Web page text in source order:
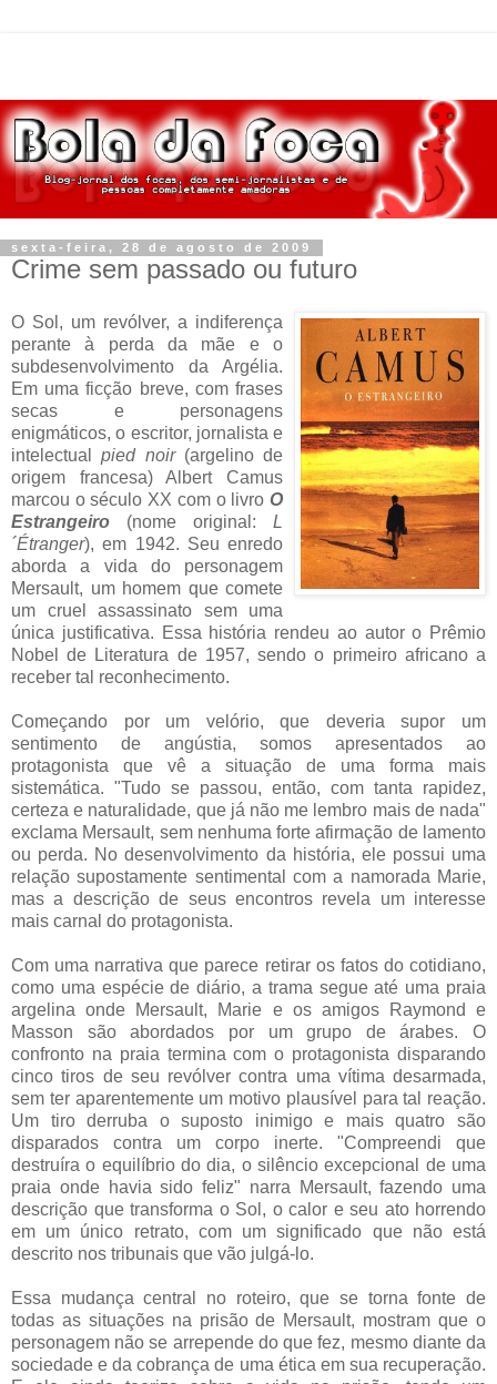
sexta-feira, 28 de agosto de 2009
Crime sem passado ou futuro
O Sol, um revólver, a indiferença
perante à perda da mãe e o
subdesenvolvimento da Argélia.
Em uma ficção breve, com frases
secas e personagens
enigmáticos, o escritor, jornalista e
intelectualpied noir(argelino de
origem francesa) Albert Camus
marcou o século XX com o livro O
Estrangeiro (nome original: L
´Étranger), em 1942. Seu enredo
aborda a vida do personagem
Mersault, um homem que comete
um cruel assassinato sem uma
única justificativa. Essa história rendeu ao autor o Prêmio
Nobel de Literatura de 1957, sendo o primeiro africano a
receber tal reconhecimento.
Começando por um velório, que deveria supor um
sentimento de angústia, somos apresentados ao
protagonista que vê a situação de uma forma mais
sistemática. "Tudo se passou, então, com tanta rapidez,
certeza e naturalidade, que já não me lembro mais de nada"
exclama Mersault, sem nenhuma forte afirmação de lamento
ou perda. No desenvolvimento da história, ele possui uma
relação supostamente sentimental com a namorada Marie,
mas a descrição de seus encontros revela um interesse
mais carnal do protagonista.
Com uma narrativa que parece retirar os fatos do cotidiano,
como uma espécie de diário, a trama segue até uma praia
argelina onde Mersault, Marie e os amigos Raymond e
Masson são abordados por um grupo de árabes. O
confronto na praia termina com o protagonista disparando
cinco tiros de seu revólver contra uma vítima desarmada,
sem ter aparentemente um motivo plausível para tal reação.
Um tiro derruba o suposto inimigo e mais quatro são
disparados contra um corpo inerte. "Compreendi que
destruíra o equilíbrio do dia, o silêncio excepcional de uma
praia onde havia sido feliz" narra Mersault, fazendo uma
descrição que transforma o Sol, o calor e seu ato horrendo
em um único retrato, com um significado que não está
descrito nos tribunais que vão julgá-lo.
Essa mudança central no roteiro, que se torna fonte de
todas as situações na prisão de Mersault, mostram que o
personagem não se arrepende do que fez, mesmo diante da
sociedade e da cobrança de uma ética em sua recuperação.